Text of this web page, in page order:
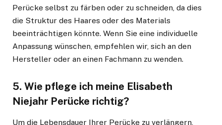
Perücke selbst zu färben oder zu schneiden, da dies
die Struktur des Haares oder des Materials
beeinträchtigen könnte. Wenn Sie eine individuelle
Anpassung wünschen, empfehlen wir, sich an den
Hersteller oder an einen Fachmann zu wenden.
5. Wie pflege ich meine Elisabeth
Niejahr Perücke richtig?
Um die Lebensdauer Ihrer Perücke zu verlängern,